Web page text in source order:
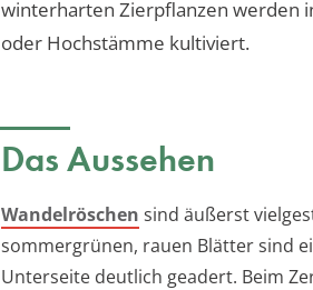
winterharten Zierpflanzen werden
oder Hochstämme kultiviert.
Das Aussehen
Wandelröschen sind äußerst
sommergrünen, rauen Blätter sind
Unterseite deutlich geadert. Beim